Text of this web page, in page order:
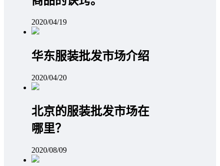
2020/04/19
华东服装批发市场介绍
2020/04/20
北京的服装批发市场在
哪里？
2020/08/09